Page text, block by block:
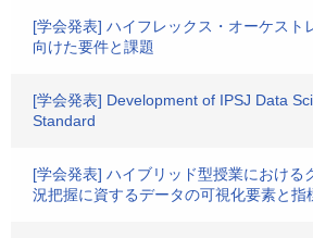
[学会発表] ハイフレックス・オーケスト
向けた要件と課題
[学会発表] Development of IPSJ Data
Standard
[学会発表] ハイブリッド型授業における
況把握に資するデータの可視化要素と指